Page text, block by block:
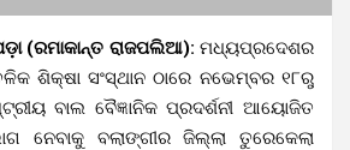
(ରମାକାନ୍ତ ରାଜପଲିଆ): ମଧ୍ୟପ୍ରଦେଶର
ଶିକ୍ଷା ସଂସ୍ଥାନ ଠାରେ ନଭେମ୍ବର ୧୮ରୁ
ବାଲ ବୈଜ୍ଞାନିକ ପ୍ରଦର୍ଶନୀ ଆୟୋଜିତ
ନେବାକୁ ବଲାଙ୍ଗୀର ଜିଲ୍ଲା ତୁରେକେଲା